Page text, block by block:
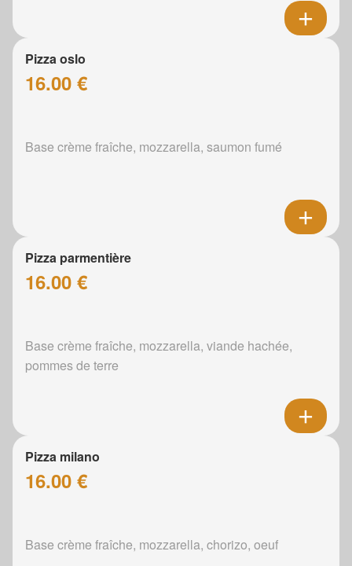
Pizza oslo
16.00 €
Base crème fraîche, mozzarella, saumon fumé
Pizza parmentière
16.00 €
Base crème fraîche, mozzarella, viande hachée,
pommes de terre
Pizza milano
16.00 €
Base crème fraîche, mozzarella, chorizo, oeuf